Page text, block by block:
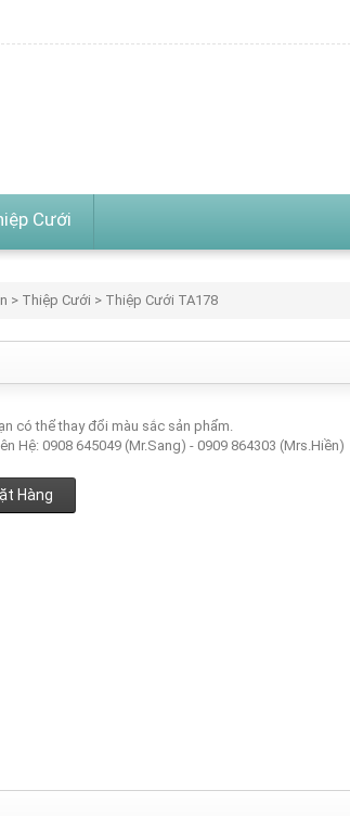
Cưới
> Thiệp Cưới > Thiệp Cưới TA178
có thể thay đổi màu sắc sản phẩm.
Hệ: 0908 645049 (Mr.Sang) - 0909 864303 (Mrs.Hiền)
Hàng